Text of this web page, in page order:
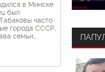
в Минске
был
часто
города СССР,
семьи
городе
В России
получил